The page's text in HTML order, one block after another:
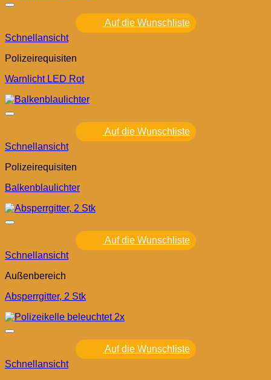
Auf die Wunschliste
Schnellansicht
Polizeirequisiten
Warnlicht LED Rot
Auf die Wunschliste
Schnellansicht
Polizeirequisiten
Balkenblaulichter
Auf die Wunschliste
Schnellansicht
Außenbereich
Absperrgitter, 2 Stk
Auf die Wunschliste
Schnellansicht